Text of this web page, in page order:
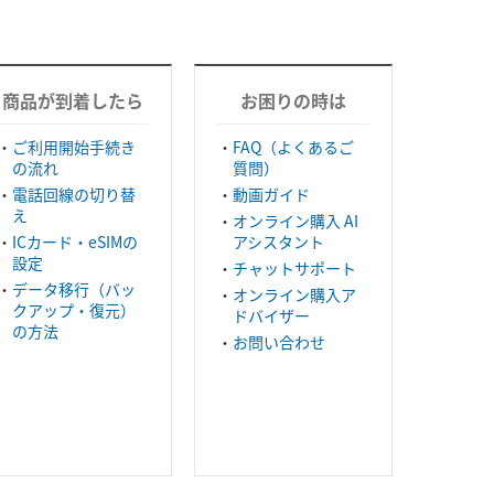
商品が到着したら
ご利用開始手続き
の流れ
電話回線の切り替
え
ICカード・eSIMの
設定
データ移行（バッ
クアップ・復元）
の方法
お困りの時は
FAQ（よくあるご
質問）
動画ガイド
オンライン購入 AI
アシスタント
チャットサポート
オンライン購入ア
ドバイザー
お問い合わせ